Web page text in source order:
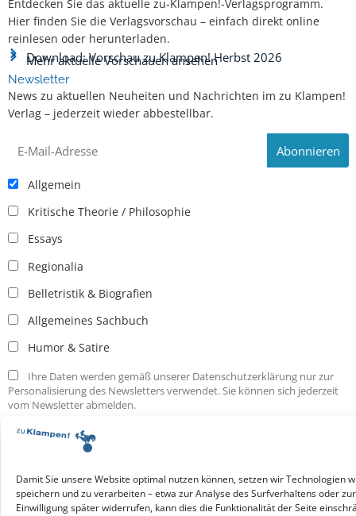
Damit Sie unsere Website optimal nutzen können, setzen wir Technologien
speichern und zu verarbeiten – etwa zur Analyse des Surfverhaltens oder
Einwilligung später widerrufen, kann dies die Funktionalität der Seite
Entdecken Sie das aktuelle zu-Klampen!-Verlagsprogramm.
Hier finden Sie die Verlagsvorschau – einfach direkt online
reinlesen oder herunterladen.
Download: Vorschau zu Klampen! Herbst 2026
Mehr aktuelle Vorschauen ansehen
Newsletter
News zu aktuellen Neuheiten und Nachrichten im zu Klampen!
Verlag – jederzeit wieder abbestellbar.
Allgemein
Kritische Theorie / Philosophie
Essays
Regionalia
Belletristik & Biografien
Allgemeines Sachbuch
Humor & Satire
Ihre Daten werden gemäß unserer Datenschutzerklärung nur zur
Personalisierung des Newsletters verwendet. Sie können sich jederzeit
vom Newsletter abmelden.
Service & Infos
Presseservice
Infos zur Manuskripteinreichung
Praktikumsstellen